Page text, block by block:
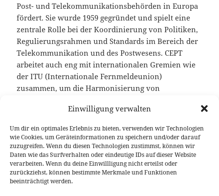
Einwilligung verwalten
Um dir ein optimales Erlebnis zu bieten, verwenden wir Technologien
wie Cookies, um Geräteinformationen zu speichern und/oder darauf
zuzugreifen. Wenn du diesen Technologien zustimmst, können wir
Daten wie das Surfverhalten oder eindeutige IDs auf dieser Website
verarbeiten. Wenn du deine Einwillligung nicht erteilst oder
zurückziehst, können bestimmte Merkmale und Funktionen
beeinträchtigt werden.
Post- und Telekommunikationsbehörden in Europa
fördert. Sie wurde 1959 gegründet und spielt eine
zentrale Rolle bei der Koordinierung von Politiken,
Regulierungsrahmen und Standards im Bereich der
Telekommunikation und des Postwesens. CEPT
arbeitet auch eng mit internationalen Gremien wie
der ITU (Internationale Fernmeldeunion)
zusammen, um die Harmonisierung von
globaler Ebene zu unterstützen.
Die EmpfehlungT/R 61-01der CEPT legt die
Bedingungen für die CEPT Radio Amateur Licence
fest, die der deutschen KlasseAgleichgestellt ist.
Zudem regelt die EmpfehlungECC/REC/(05)06
CEPT die Kriterien für die CEPT Novice Radio